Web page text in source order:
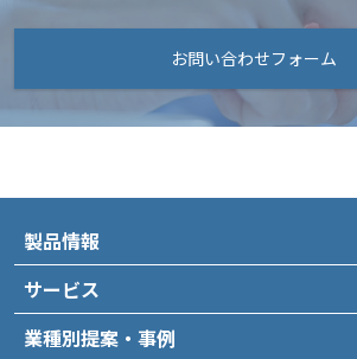
お問い合わせフォーム
製品情報
サービス
業種別提案・事例